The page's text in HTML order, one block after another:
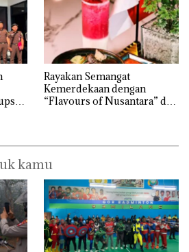
Rayakan Semangat
Kemerdekaan dengan
“Flavours of Nusantara” di
kamu